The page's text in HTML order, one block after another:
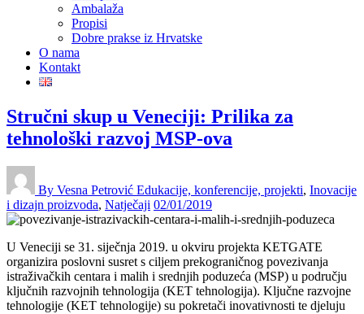
Ambalaža
Propisi
Dobre prakse iz Hrvatske
O nama
Kontakt
Stručni skup u Veneciji: Prilika za
tehnološki razvoj MSP-ova
By Vesna Petrović Edukacije, konferencije, projekti, Inovacije
i dizajn proizvoda, Natječaji 02/01/2019
U Veneciji se 31. siječnja 2019. u okviru projekta KETGATE
organizira poslovni susret s ciljem prekograničnog povezivanja
istraživačkih centara i malih i srednjih poduzeća (MSP) u području
ključnih razvojnih tehnologija (KET tehnologija). Ključne razvojne
tehnologije (KET tehnologije) su pokretači inovativnosti te djeluju